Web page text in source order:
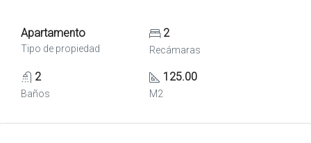
Apartamento
Tipo de propiedad
2
Recámaras
2
Baños
125.00
M2